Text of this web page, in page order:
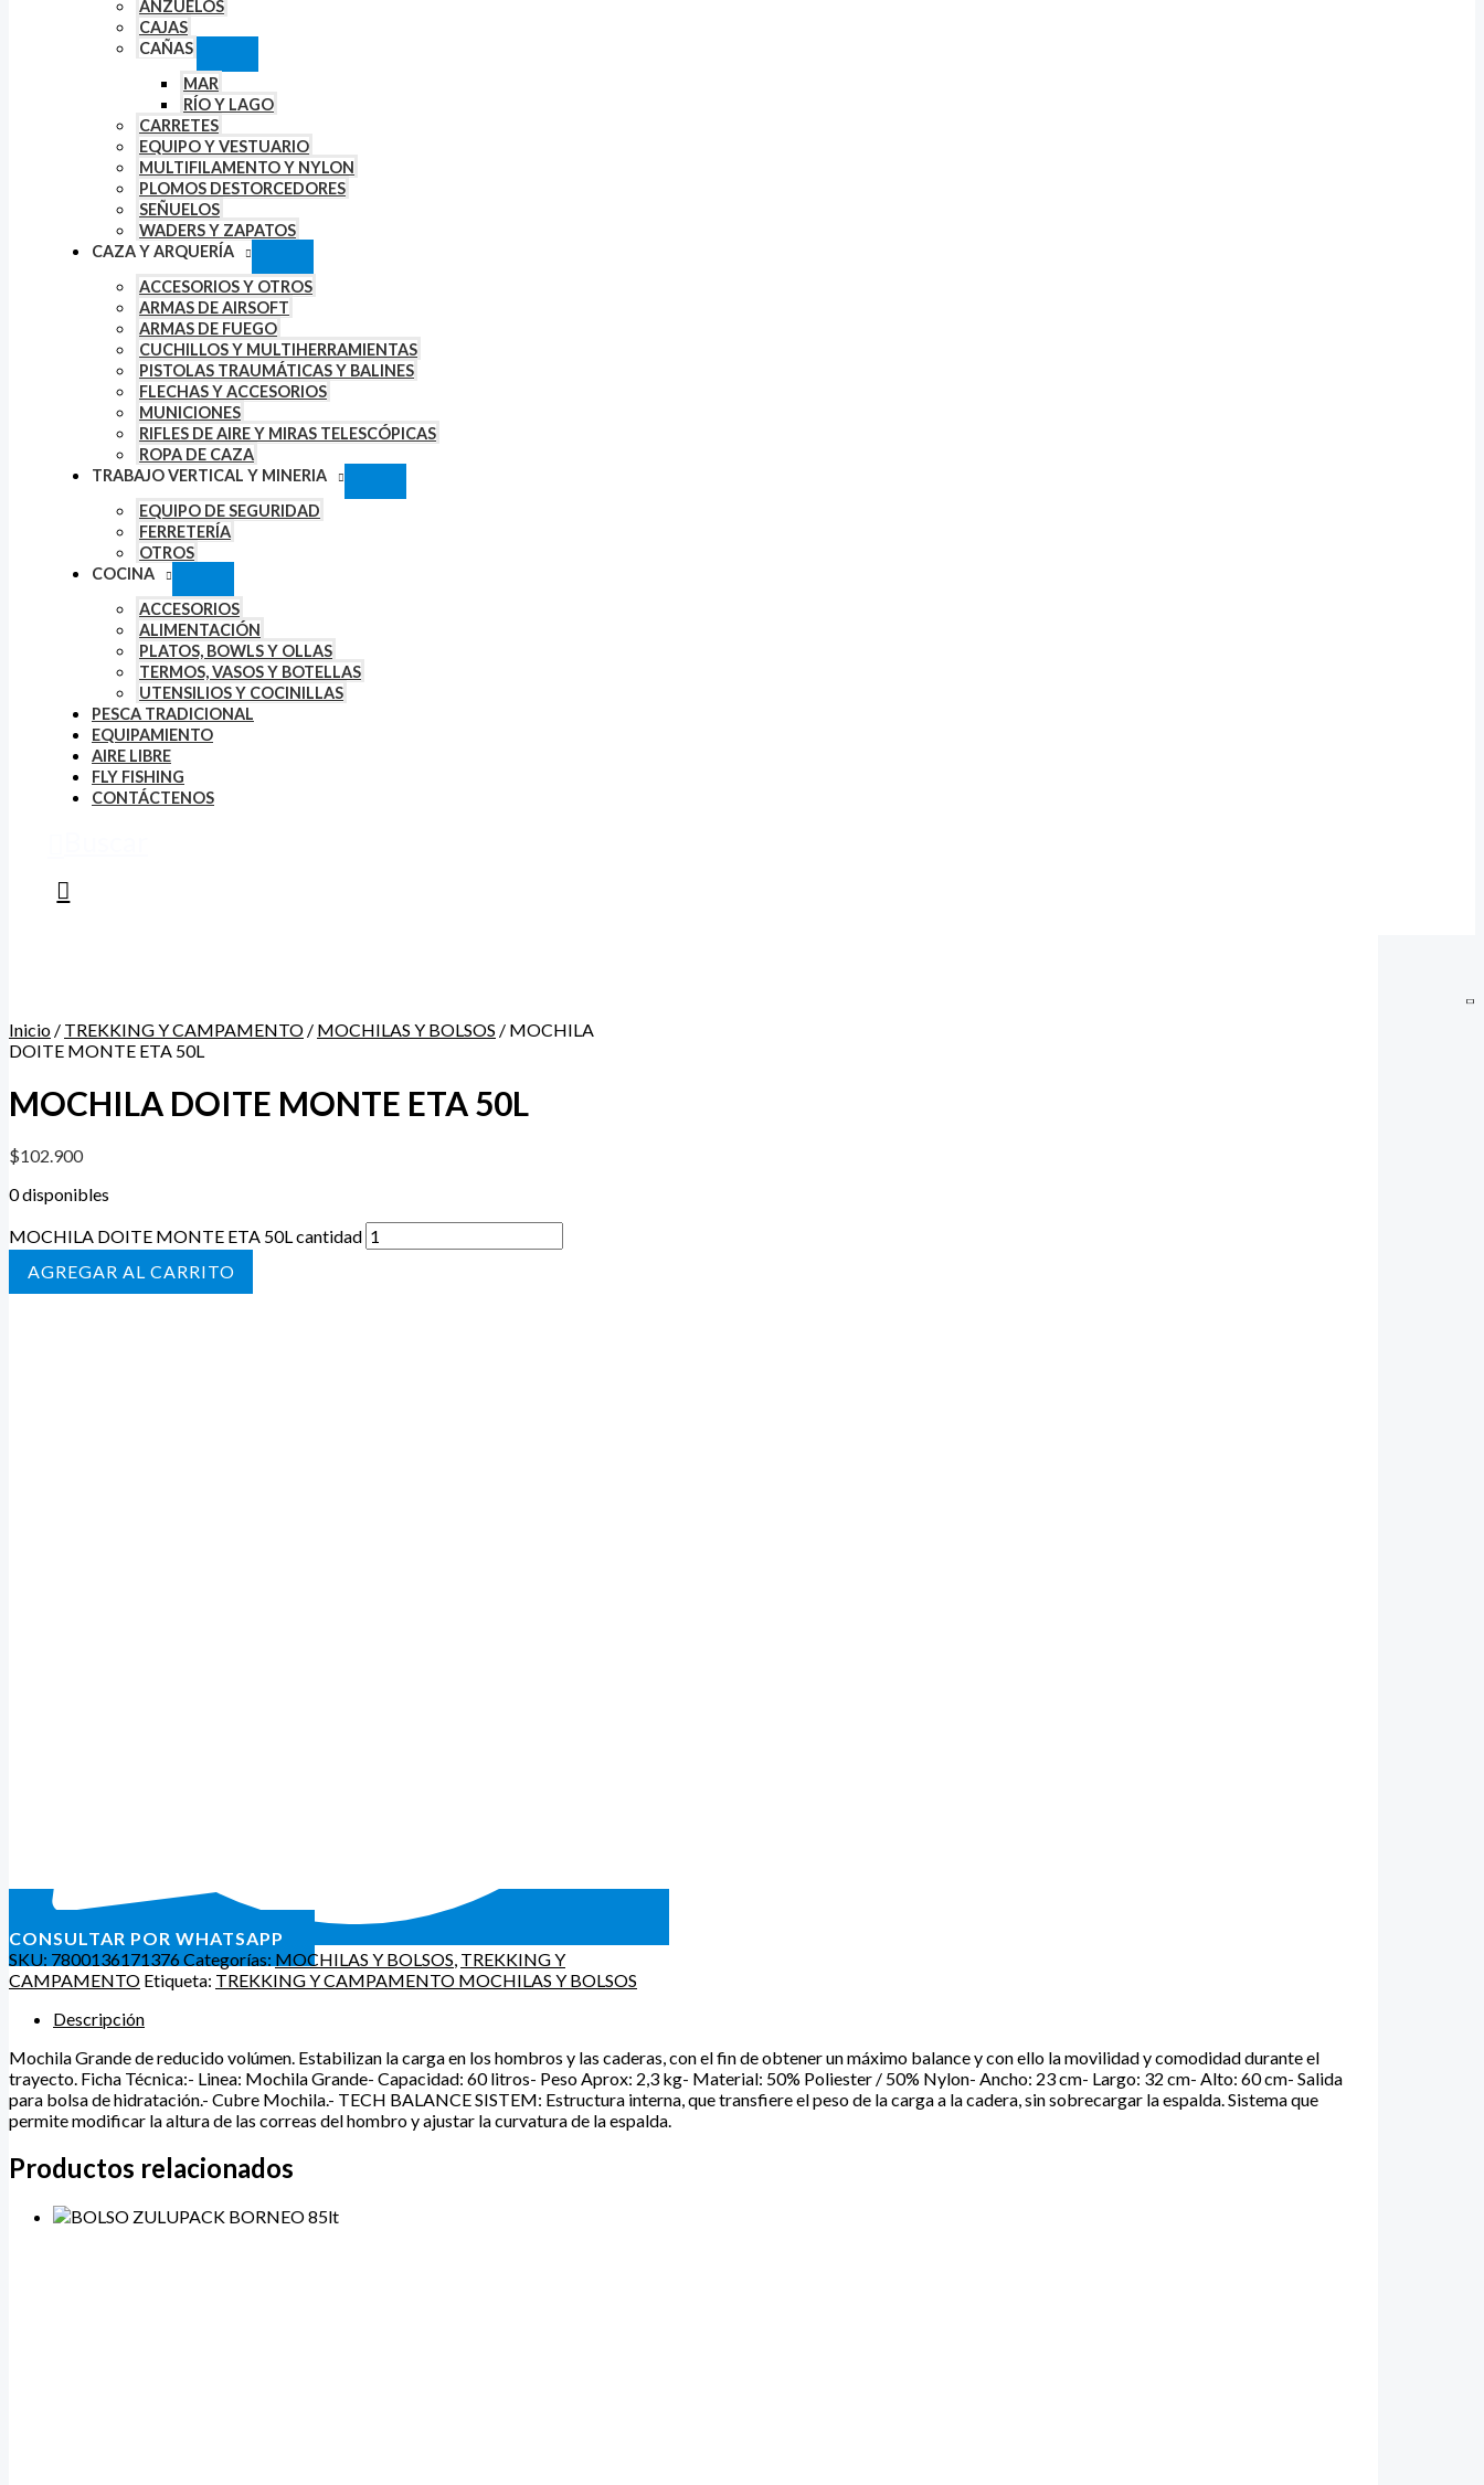
ANZUELOS
CAJAS
CAÑAS
MAR
RÍO Y LAGO
CARRETES
EQUIPO Y VESTUARIO
MULTIFILAMENTO Y NYLON
PLOMOS DESTORCEDORES
SEÑUELOS
WADERS Y ZAPATOS
CAZA Y ARQUERÍA
ACCESORIOS Y OTROS
ARMAS DE AIRSOFT
ARMAS DE FUEGO
CUCHILLOS Y MULTIHERRAMIENTAS
PISTOLAS TRAUMÁTICAS Y BALINES
FLECHAS Y ACCESORIOS
MUNICIONES
RIFLES DE AIRE Y MIRAS TELESCÓPICAS
ROPA DE CAZA
TRABAJO VERTICAL Y MINERIA
EQUIPO DE SEGURIDAD
FERRETERÍA
OTROS
COCINA
ACCESORIOS
ALIMENTACIÓN
PLATOS, BOWLS Y OLLAS
TERMOS, VASOS Y BOTELLAS
UTENSILIOS Y COCINILLAS
PESCA TRADICIONAL
EQUIPAMIENTO
AIRE LIBRE
FLY FISHING
CONTÁCTENOS
Inicio / TREKKING Y CAMPAMENTO / MOCHILAS Y BOLSOS / MOCHILA
DOITE MONTE ETA 50L
MOCHILA DOITE MONTE ETA 50L
$102.900
0 disponibles
MOCHILA DOITE MONTE ETA 50L cantidad
AÑADIR AL CARRITO
CONSULTAR POR WHATSAPP
SKU: 7800136171376Categorías: MOCHILAS Y BOLSOS TREKKING Y
CAMPAMENTO Etiqueta: TREKKING Y CAMPAMENTO MOCHILAS Y BOLSOS
Descripción
Mochila Grande de reducido volúmen. Estabilizan la carga en los hombros y las caderas, con el fin de obtener un máximo balance y con ello la movilidad y comodidad durante el
trayecto. Ficha Técnica:- Linea: Mochila Grande- Capacidad: 60 litros- Peso Aprox: 2,3 kg- Material: 50% Poliester / 50% Nylon- Ancho: 23 cm- Largo: 32 cm- Alto: 60 cm- Salida
para bolsa de hidratación.- Cubre Mochila.- TECH BALANCE SISTEM: Estructura interna, que transfiere el peso de la carga a la cadera, sin sobrecargar la espalda. Sistema que
permite modificar la altura de las correas del hombro y ajustar la curvatura de la espalda.
Productos relacionados